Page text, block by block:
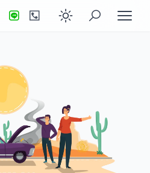
Enable dark